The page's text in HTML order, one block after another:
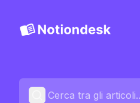
Contattaci